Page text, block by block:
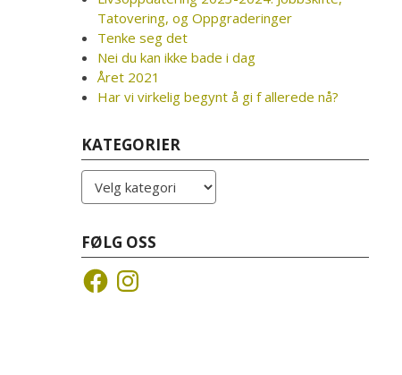
Tatovering, og Oppgraderinger
Tenke seg det
Nei du kan ikke bade i dag
Året 2021
Har vi virkelig begynt å gi f allerede nå?
KATEGORIER
Kategorier
FØLG OSS
FacebookInstagram